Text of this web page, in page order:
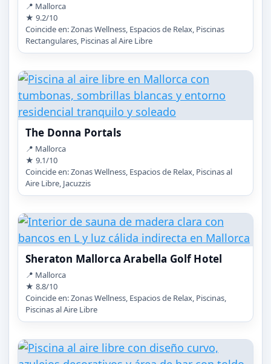
📍 Mallorca
★ 9.2/10
Coincide en: Zonas Wellness, Espacios de Relax, Piscinas
Rectangulares, Piscinas al Aire Libre
The Donna Portals
📍 Mallorca
★ 9.1/10
Coincide en: Zonas Wellness, Espacios de Relax, Piscinas al
Aire Libre, Jacuzzis
Sheraton Mallorca Arabella Golf Hotel
📍 Mallorca
★ 8.8/10
Coincide en: Zonas Wellness, Espacios de Relax, Piscinas,
Piscinas al Aire Libre